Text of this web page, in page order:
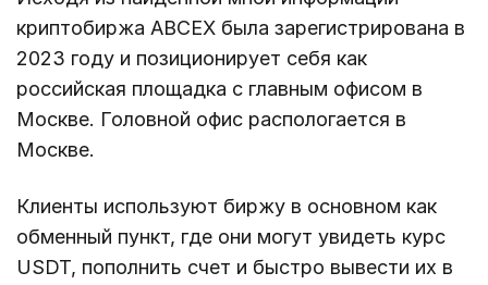
криптобиржа ABCEX была зарегистрирована в
2023 году и позиционирует себя как
российская площадка с главным офисом в
Москве. Головной офис распологается в
Москве.
Клиенты используют биржу в основном как
обменный пункт, где они могут увидеть курс
USDT, пополнить счет и быстро вывести их в